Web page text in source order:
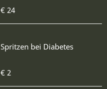
€ 24
Spritzen bei Diabetes
€ 2